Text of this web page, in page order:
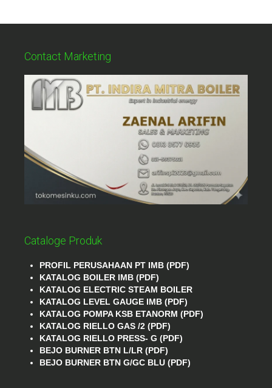
Contact Marketing
Cataloge Produk
PROFIL PERUSAHAAN PT IMB (PDF)
KATALOG BOILER IMB (PDF)
KATALOG ELECTRIC STEAM BOILER
KATALOG LEVEL GAUGE IMB (PDF)
KATALOG POMPA KSB ETANORM (PDF)
KATALOG RIELLO GAS /2 (PDF)
KATALOG RIELLO PRESS- G (PDF)
BEJO BURNER BTN L/LR (PDF)
BEJO BURNER BTN G/GC BLU (PDF)